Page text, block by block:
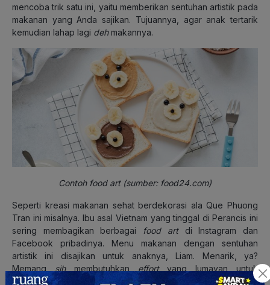
mencoba trik satu ini, yaitu memberikan sentuhan artistik pada
makanan yang Anda sajikan. Tujuannya, agar anak tertarik
kemudian lahap lagi deh makannya.
Contoh food art (sumber: food24.com)
Seperti kreasi makanan sehat berdekorasi ala Que Phuong
Tran ini misalnya. Ibu asal Vietnam yang tinggal di Perancis ini
sering membagikan berbagai
food art di Instagram dan
Facebook pribadinya. Menu makanan dengan sentuhan
artistik ini disajikan untuk anaknya, Liam. Menarik, ya?
Memang sih membutuhkan effortyang lumayan untuk
membuat makanan menjadi semenarik ini. Tapi tidak salahnya